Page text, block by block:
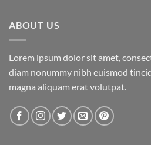
ABOUT US
Lorem ipsum dolor sit amet,
diam nonummy nibh euismod
magna aliquam erat volutpat.